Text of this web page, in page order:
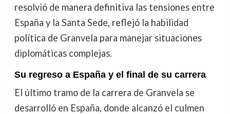
resolvió de manera definitiva las tensiones entre
España y la Santa Sede, reflejó la habilidad
política de Granvela para manejar situaciones
diplomáticas complejas.
Su regreso a España y el final de su carrera
El último tramo de la carrera de Granvela se
desarrolló en España, donde alcanzó el culmen